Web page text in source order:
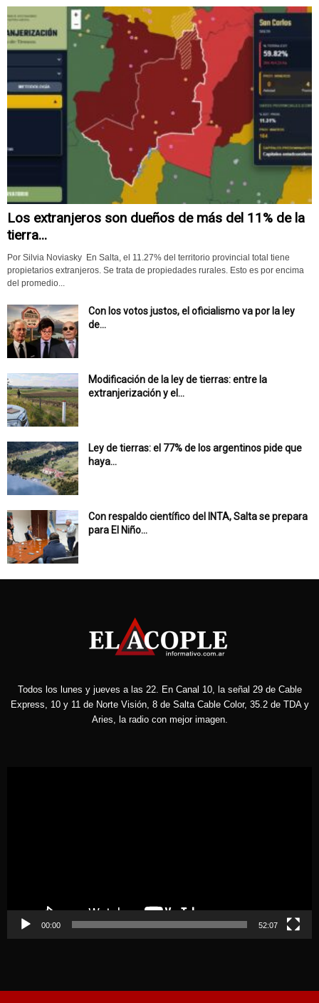
Los extranjeros son dueños de más del 11% de la
tierra...
Por Silvia Noviasky En Salta, el 11.27% del territorio provincial total tiene
propietarios extranjeros. Se trata de propiedades rurales. Esto es por encima
del promedio...
Con los votos justos, el oficialismo va por la ley
de...
Modificación de la ley de tierras: entre la
extranjerización y el...
Ley de tierras: el 77% de los argentinos pide que
haya...
Con respaldo científico del INTA, Salta se prepara
para El Niño...
Todos los lunes y jueves a las 22. En Canal 10, la señal 29 de Cable
Express, 10 y 11 de Norte Visión, 8 de Salta Cable Color, 35.2 de TDA y
Aries, la radio con mejor imagen.
00:00 52:07